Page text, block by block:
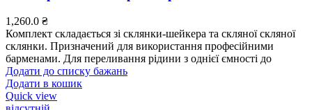
1,260.0 ₴
Комплект складається зі склянки-шейкера та скляної скляної
склянки. Призначений для використання професійними
барменами. Для переливання рідини з однієї ємності до
Додати до списку бажань
Додати в кошик
Quick view